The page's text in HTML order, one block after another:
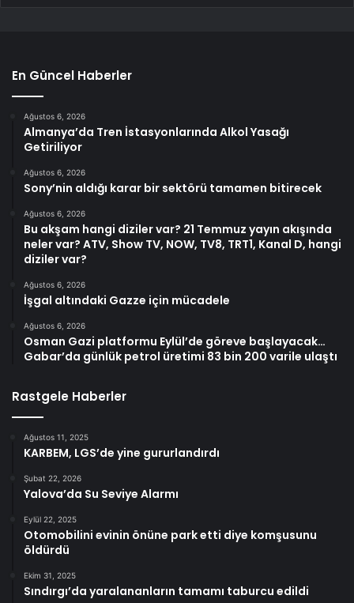
En Güncel Haberler
Ağustos 6, 2026
Almanya’da Tren İstasyonlarında Alkol Yasağı
Getiriliyor
Ağustos 6, 2026
Sony’nin aldığı karar bir sektörü tamamen bitirecek
Ağustos 6, 2026
Bu akşam hangi diziler var? 21 Temmuz yayın akışında
neler var? ATV, Show TV, NOW, TV8, TRT1, Kanal D, hangi
diziler var?
Ağustos 6, 2026
İşgal altındaki Gazze için mücadele
Ağustos 6, 2026
Osman Gazi platformu Eylül’de göreve başlayacak…
Gabar’da günlük petrol üretimi 83 bin 200 varile ulaştı
Rastgele Haberler
Ağustos 11, 2025
KARBEM, LGS’de yine gururlandırdı
Şubat 22, 2026
Yalova’da Su Seviye Alarmı
Eylül 22, 2025
Otomobilini evinin önüne park etti diye komşusunu
öldürdü
Ekim 31, 2025
Sındırgı’da yaralananların tamamı taburcu edildi